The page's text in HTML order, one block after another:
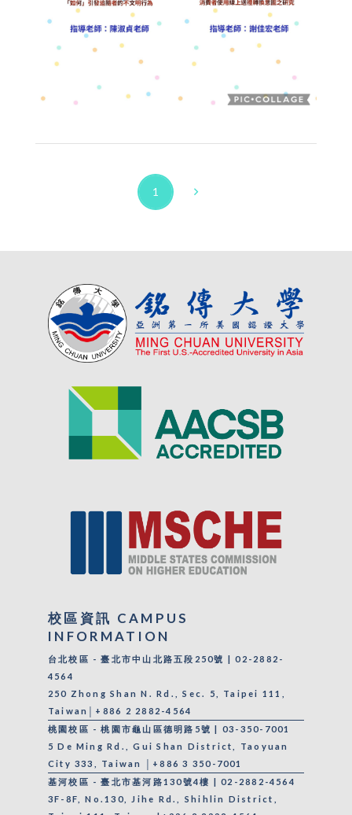
1 Next
校區資訊 CAMPUS
INFORMATION
台北校區 - 臺北市中山北路五段250號 | 02-2882-
4564
250 Zhong Shan N. Rd., Sec. 5, Taipei 111,
Taiwan│+886 2 2882-4564
桃園校區 - 桃園市龜山區德明路5號 | 03-350-7001
5 De Ming Rd., Gui Shan District, Taoyuan
City 333, Taiwan │+886 3 350-7001
基河校區 - 臺北市基河路130號4樓 | 02-2882-4564
3F-8F, No.130, Jihe Rd., Shihlin District,